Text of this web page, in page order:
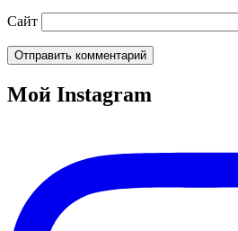
Сайт
Мой Instagram